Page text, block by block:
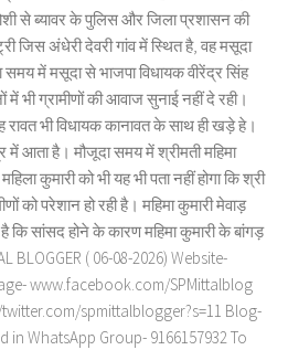
से ब्यावर के पुलिस और जिला प्रशासन की
जिस अंधेरी देवरी गांव में स्थित है, वह मसूदा
समय में मसूदा से भाजपा विधायक वीरेंद्र सिंह
भी ग्रामीणों की आवाज सुनाई नहीं दे रही।
रावत भी विधायक कानावत के साथ ही खड़े हे।
में आता है। मौजूदा समय में श्रीमती महिमा
कुमारी को भी यह भी पता नहीं होगा कि श्री
को परेशान हो रही है। महिमा कुमारी मेवाड़
सांसद होने के कारण महिमा कुमारी के बांगड़
BLOGGER ( 06-08-2026) Website-
www.facebook.com/SPMittalblog
spmittalblogger?s=11 Blog-
WhatsApp Group- 9166157932 To